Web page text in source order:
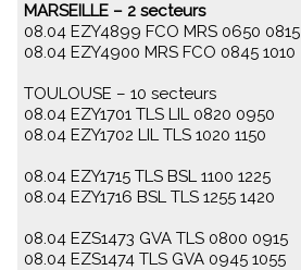
MARSEILLE – 2 secteurs
08.04 EZY4899 FCO MRS 0650 0815
08.04 EZY4900 MRS FCO 0845 1010
TOULOUSE – 10 secteurs
08.04 EZY1701 TLS LIL 0820 0950
08.04 EZY1702 LIL TLS 1020 1150
08.04 EZY1715 TLS BSL 1100 1225
08.04 EZY1716 BSL TLS 1255 1420
08.04 EZS1473 GVA TLS 0800 0915
08.04 EZS1474 TLS GVA 0945 1055